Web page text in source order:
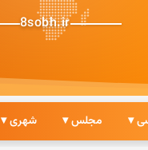
8sobh.ir
▾ مجلس ▾ شهری ▾